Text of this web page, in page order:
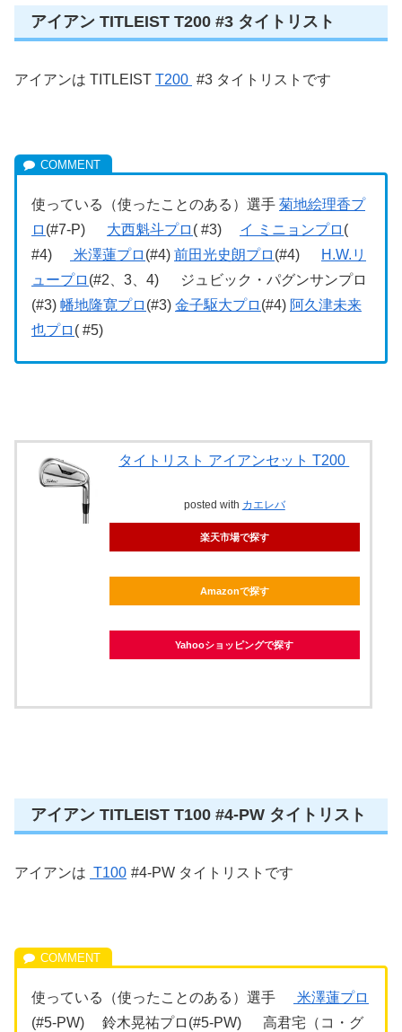
アイアン TITLEIST T200 #3 タイトリスト
アイアンは TITLEIST T200 #3 タイトリストです
使っている（使ったことのある）選手 菊地絵理香プ
ロ (#7-P) 大西魁斗プロ ( #3) イ ミニョンプロ (
#4)
米澤蓮プロ (#4) 前田光史朗プロ (#4)
H.W.リ
ュープロ (#2、3、4) ジュビック・パグンサンプロ
(#3) 幡地隆寛プロ (#3) 金子駆大プロ (#4) 阿久津未来
也プロ ( #5)
タイトリスト アイアンセット T200
posted with カエレバ
楽天市場で探す
Amazonで探す
Yahooショッピングで探す
アイアン TITLEIST T100 #4-PW タイトリスト
アイアンは T100 #4-PW タイトリストです
使っている（使ったことのある）選手
米澤蓮プロ
(#5-PW) 鈴木晃祐プロ(#5-PW) 高君宅（コ・グ